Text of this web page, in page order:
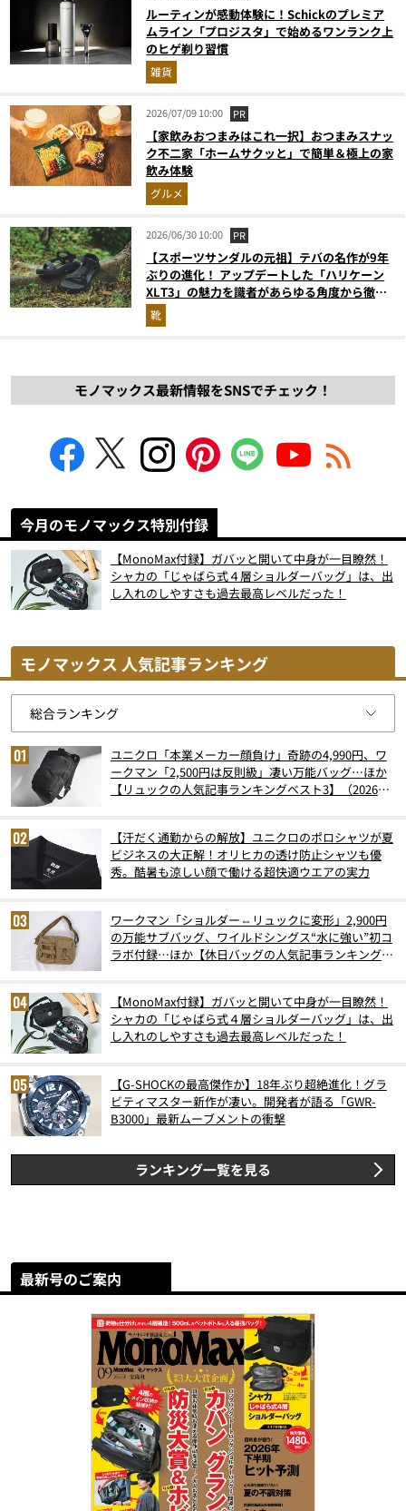
ルーティンが感動体験に！Schickのプレミア
ムライン「プロジスタ」で始めるワンランク上
のヒゲ剃り習慣
雑貨
2026/07/09 10:00 PR
【家飲みおつまみはこれ一択】おつまみスナッ
ク不二家「ホームサクッと」で簡単＆極上の家
飲み体験
グルメ
2026/06/30 10:00 PR
【スポーツサンダルの元祖】テバの名作が9年
ぶりの進化！ アップデートした「ハリケーン
XLT3」の魅力を識者があらゆる角度から徹底
解説！
靴
モノマックス最新情報をSNSでチェック！
今月のモノマックス特別付録
【MonoMax付録】ガバッと開いて中身が一目瞭然！
シャカの「じゃばら式４層ショルダーバッグ」は、出
し入れのしやすさも過去最高レベルだった！
モノマックス 人気記事ランキング
ユニクロ「本業メーカー顔負け」奇跡の4,990円、ワ
ークマン「2,500円は反則級」凄い万能バッグ…ほか
【リュックの人気記事ランキングベスト3】（2026年
【汗だく通勤からの解放】ユニクロのポロシャツが夏
ビジネスの大正解！オリヒカの透け防止シャツも優
秀。酷暑も涼しい顔で働ける超快適ウエアの実力
ワークマン「ショルダー⇔リュックに変形」2,900円
の万能サブバッグ、ワイルドシングス“水に強い”初コ
ラボ付録…ほか【休日バッグの人気記事ランキングベ
【MonoMax付録】ガバッと開いて中身が一目瞭然！
シャカの「じゃばら式４層ショルダーバッグ」は、出
し入れのしやすさも過去最高レベルだった！
【G-SHOCKの最高傑作か】18年ぶり超絶進化！グラ
ビティマスター新作が凄い。開発者が語る「GWR-
B3000」最新ムーブメントの衝撃
ランキング一覧を見る
最新号のご案内